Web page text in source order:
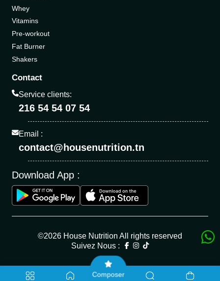
Composer
Whey
Vitamins
Pre-workout
Fat Burner
Shakers
Contact
Service clients:
216 54 54 07 54
Email :
contact@housenutrition.tn
Download App :
©2026 House Nutrition All rights reserved
Suivez Nous :